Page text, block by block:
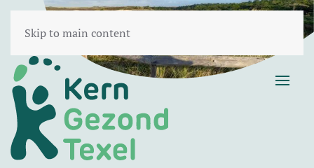
Skip to main content